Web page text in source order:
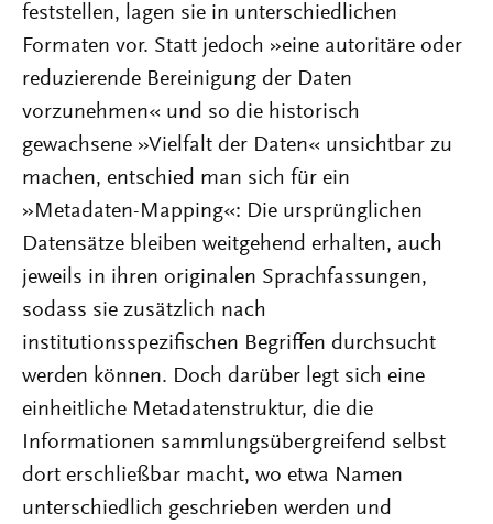
feststellen, lagen sie in unterschiedlichen
Formaten vor. Statt jedoch »eine autoritäre oder
reduzierende Bereinigung der Daten
vorzunehmen« und so die historisch
gewachsene »Vielfalt der Daten« unsichtbar zu
machen, entschied man sich für ein
»Metadaten-Mapping«: Die ursprünglichen
Datensätze bleiben weitgehend erhalten, auch
jeweils in ihren originalen Sprachfassungen,
sodass sie zusätzlich nach
institutionsspezifischen Begriffen durchsucht
werden können. Doch darüber legt sich eine
einheitliche Metadatenstruktur, die die
Informationen sammlungsübergreifend selbst
dort erschließbar macht, wo etwa Namen
unterschiedlich geschrieben werden und